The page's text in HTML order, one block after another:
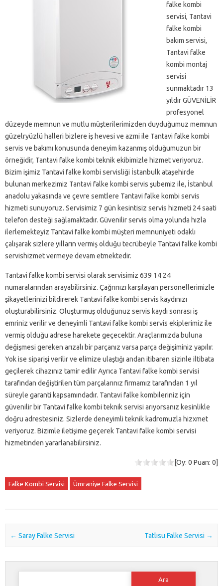
falke kombi
servisi, Tantavi
falke kombi
bakım servisi,
Tantavi falke
kombi montaj
servisi
sunmaktadır 13
yıldır GÜVENİLİR
profesyonel
düzeyde memnun ve mutlu müşterilerimizden duyduğumuz memnun
güzelryüzlü halleri bizlere iş hevesi ve azmi ile Tantavi falke kombi
servis ve bakımı konusunda deneyim kazanmış olduğumuzun bir
örneğidir, Tantavi falke kombi teknik ekibimizle hizmet veriyoruz.
Bizim işimiz Tantavi falke kombi servisliği İstanbulk ataşehirde
bulunan merkezimiz Tantavi falke kombi servis şubemiz ile, İstanbul
anadolu yakasında ve çevre semtlere Tantavi falke kombi servis
hizmeti sunuyoruz. Servisimiz 7 gün kesintisiz servis hizmeti 24 saati
telefon desteği sağlamaktadır. Güvenilir servis olma yolunda hızla
ilerlemekteyiz Tantavi falke kombi müşteri memnuniyeti odaklı
çalışarak sizlere yılların vermiş olduğu tecrübeyle Tantavi falke kombi
servishizmet vermeye devam etmektedir.
Tantavi falke kombi servisi olarak servisimiz 639 14 24
numaralarından arayabilirsiniz. Çağrınızı karşılayan personellerimizle
şikayetlerinizi bildirerek Tantavi falke kombi servis kaydınızı
oluşturabilirsiniz. Oluşturmuş olduğunuz servis kaydı sonrası iş
emriniz verilir ve deneyimli Tantavi falke kombi servis ekiplerimiz ile
vermiş olduğu adrese harekete geçecektir. Araçlarımızda buluna
değişmesi gereken arızalı bir parçanız varsa parça değişiminiz yapılır.
Yok ise siparişi verilir ve elimize ulaştığı andan itibaren sizinle iltibata
geçilerek cihazınız tamir edilir Ayrıca Tantavi falke kombi servisi
tarafından değiştirilen tüm parçalarınız firmamız tarafından 1 yıl
süreyle garanti kapsamındadır. Tantavi falke kombileriniz için
güvenilir bir Tantavi falke kombi teknik servisi arıyorsanız kesinlikle
doğru adrestesiniz. Sizlerde deneyimli teknik kadromuzla hizxmet
veriyoruz. Bizimle iletişime geçerek Tantavi falke kombi servisi
hizmetinden yararlanabilirsiniz.
[Oy: 0 Puan: 0]
Falke Kombi Servisi Ümraniye Falke Servisi
Post navigation
← Saray Falke Servisi Tatlısu Falke Servisi →
Arama: